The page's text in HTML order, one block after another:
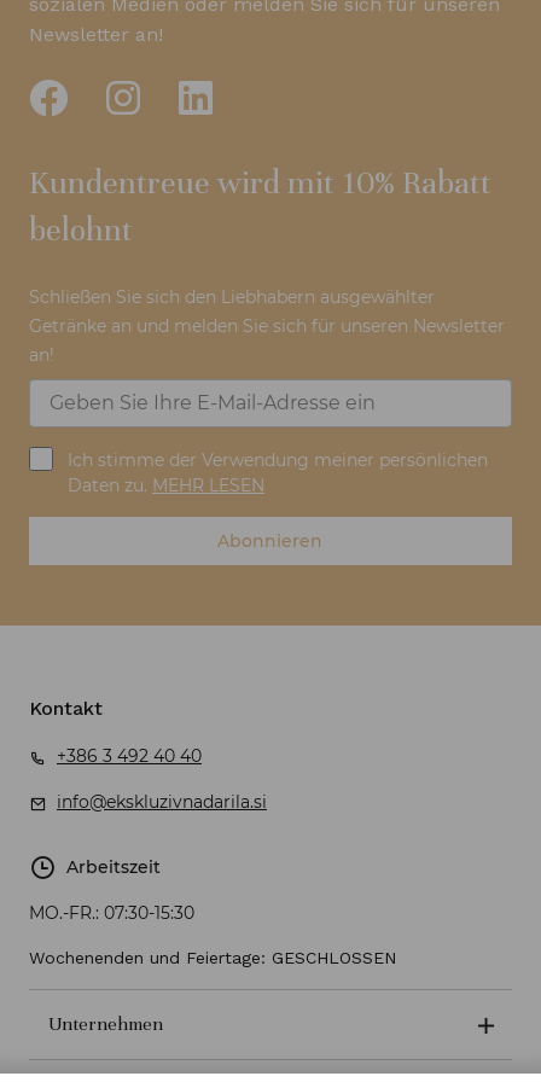
Newsletter an!
Kundentreue wird mit 10% Rabatt
belohnt
Schließen Sie sich den Liebhabern ausgewählter
Getränke an und melden Sie sich für unseren Newsletter
an!
Ich stimme der Verwendung meiner persönlichen
Daten zu. MEHR LESEN
Abonnieren
Kontakt
+386 3 492 40 40
info@ekskluzivnadarila.si
Arbeitszeit
MO.-FR.: 07:30-15:30
Wochenenden und Feiertage: GESCHLOSSEN
Unternehmen